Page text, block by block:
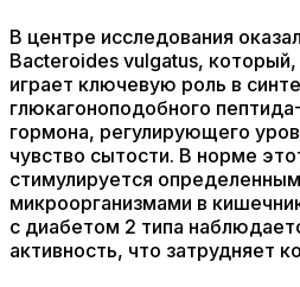
В центре исследования
Bacteroides vulgatus, который,
играет ключевую роль в
глюкагоноподобного
гормона, регулирующего
чувство сытости. В норме
стимулируется
микроорганизмами в
с диабетом 2 типа
активность, что затрудняет